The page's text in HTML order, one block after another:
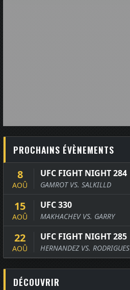
PROCHAINS ÉVÈNEMENTS
8
AOÛ
UFC FIGHT NIGHT 284
GAMROT VS. SALKILLD
15
AOÛ
UFC 330
MAKHACHEV VS. GARRY
22
AOÛ
UFC FIGHT NIGHT 285
HERNANDEZ VS. RODRIGUES
DÉCOUVRIR